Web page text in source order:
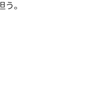
。